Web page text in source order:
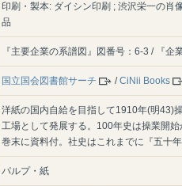
印刷・製本: ダイシン印刷 ; 渋沢栄一の肖
品
『主要企業の系譜図』図番号：6-3 / 『
国立国会図書館サーチ /CiNii Books
洋紙の国内自給を目指して1910年(明43)
工場として発展する。100年史は操業開
巻末に資料付。社史はこれまでに『五十
パルプ・紙